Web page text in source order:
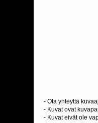
- Ota yhteyttä
- Kuvat ovat
- Kuvat eivät ole